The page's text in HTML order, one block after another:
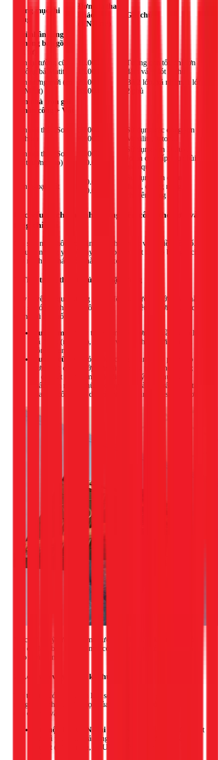
Hạng mục thi
công
Đơn giá tham
khảo
(VNĐ/m²)
Ghi chú
Chỉ nhân công
(Không bao gồm
Sơn lại tường cũ
(không bả Matit)
10.000 -
15.000
Tường còn tốt, chỉ sơn
dặm vá, 1 lót 2 phủ
Sơn tường mới (có
bả Matit)
20.000 -
35.000
Bả 2 lớp, xả nhám, 1 lót
2 phủ
Sơn nhà trọn gói
(Nhân công + Vật
Sơn nội thất (Sơn
kinh tế)
50.000 -
80.000
Sử dụng các dòng sơn
Maxilite, Joton...
Sơn nội thất (Sơn
chất lượng cao)
90.000 -
150.000
Sử dụng sơn Dulux,
Jotun cao cấp, lau chùi
hiệu quả
Sơn ngoại thất
120.000 -
200.000
Sử dụng sơn chống
thấm, chống nóng
chuyên dụng
Các yếu tố chính ảnh hưởng đến công thợ sơn và
tổng chi phí
Giá sơn nhà không cố định mà phụ thuộc vào nhiều yếu tố.
Hiểu rõ những yếu tố này sẽ giúp bạn biết tại sao báo giá cho
nhà mình lại khác với nhà hàng xóm.
1. Tình trạng thực tế của bề mặt tường
Đây là yếu tố quan trọng nhất. Một bức tường mới xây, phẳng
mịn sẽ có chi phí nhân công thấp hơn nhiều so với một bức
tường cũ đã xuống cấp.
Tường mới:
Quy trình đơn giản hơn, chỉ cần vệ sinh,
bả Matit (nếu cần), sơn lót và sơn phủ. Thời gian thi
công nhanh.
Tường cũ:
Đòi hỏi nhiều công đoạn xử lý phức tạp
hơn như: cạo bỏ lớp sơn cũ bị bong tróc, phồng rộp; xử
lý các vết nứt; trám vá lỗ đinh; xử lý các khu vực bị
thấm, ẩm mốc. Những công đoạn này tốn rất nhiều thời
gian và công sức, do đó chi phí nhân công sẽ cao hơn.
Việc xử lý kỹ lưỡng bề mặt tường cũ là bước không thể bỏ
qua để đảm bảo lớp sơn mới có độ bám dính tốt và bền màu
theo thời gian.
2. Loại sơn và yêu cầu kỹ thuật
Thị trường có hàng trăm loại sơn với các mức giá và công
năng khác nhau. Lựa chọn của bạn sẽ ảnh hưởng trực tiếp
đến chi phí vật tư.
Sơn nội thất vs. Ngoại thất:
Sơn ngoại thất thường đắt
hơn vì yêu cầu khả năng chống chịu thời tiết khắc
nghiệt (nắng, mưa, tia UV), chống thấm, chống rêu